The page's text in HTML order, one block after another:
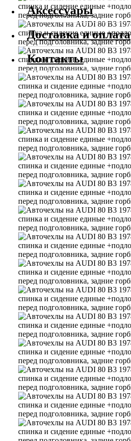
Аксессуары
Доставка и оплата
Контакты